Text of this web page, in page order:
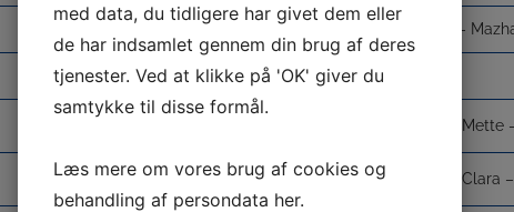
Maren –
Heidi –
Stine – Clara
med data, du tidligere har givet dem eller
de har indsamlet gennem din brug af deres
tjenester. Ved at klikke på 'OK' giver du
samtykke til disse formål.
Læs mere om vores brug af cookies og
behandling af persondata her.